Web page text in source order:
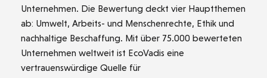
Unternehmen. Die Bewertung deckt vier Hauptthemen
ab: Umwelt, Arbeits- und Menschenrechte, Ethik und
nachhaltige Beschaffung. Mit über 75.000 bewerteten
Unternehmen weltweit ist EcoVadis eine
vertrauenswürdige Quelle für